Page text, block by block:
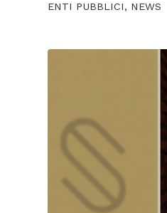
ENTI PUBBLICI, NEWS